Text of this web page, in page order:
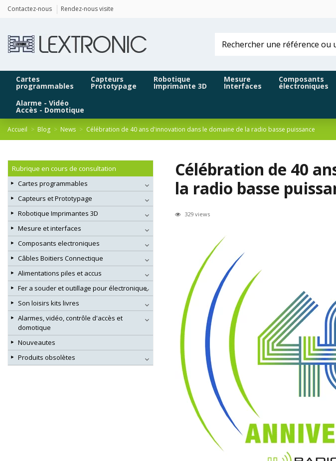
Contactez-nous Rendez-nous visite
Cartes
programmables
Capteurs
Prototypage
Robotique
Imprimante 3D
Mesure
Interfaces
Composants
électroniques
Alarme - Vidéo
Accès - Domotique
Accueil Blog News Célébration de 40 ans d'innovation dans le domaine de la radio basse puissance
Célébration de 40
la radio basse
329 views
Rubrique en cours de consultation
Cartes programmables
Capteurs et Prototypage
Robotique Imprimantes 3D
Mesure et interfaces
Composants electroniques
Câbles Boitiers Connectique
Alimentations piles et accus
Fer a souder et outillage pour électronique
Son loisirs kits livres
Alarmes, vidéo, contrôle d'accès et
domotique
Nouveautes
Produits obsolètes
Panneau de gestion des cookies